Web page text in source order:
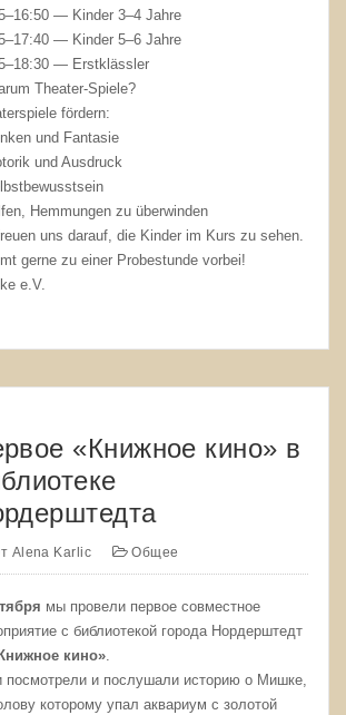
— Kinder 3–4 Jahre
— Kinder 5–6 Jahre
— Erstklässler
Theater-Spiele?
fördern:
und Fantasie
und Ausdruck
Hemmungen zu überwinden
uns darauf, die Kinder im Kurs zu sehen.
gerne zu einer Probestunde vorbei!
e.V.
«Книжное кино» в
Alena Karlic Общее
мы провели первое совместное
с библиотекой города Нордерштедт
кино».
посмотрели и послушали историю о Мишке,
которому упал аквариум с золотой